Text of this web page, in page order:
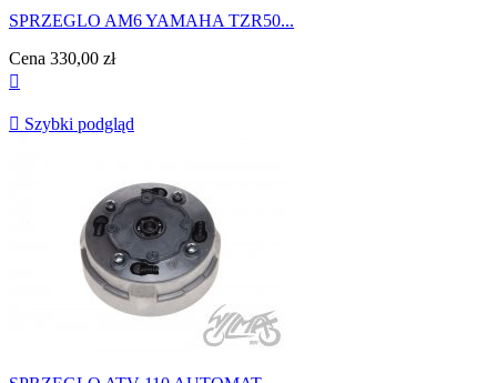
SPRZEGLO AM6 YAMAHA TZR50...
Cena 330,00 zł

 Szybki podgląd